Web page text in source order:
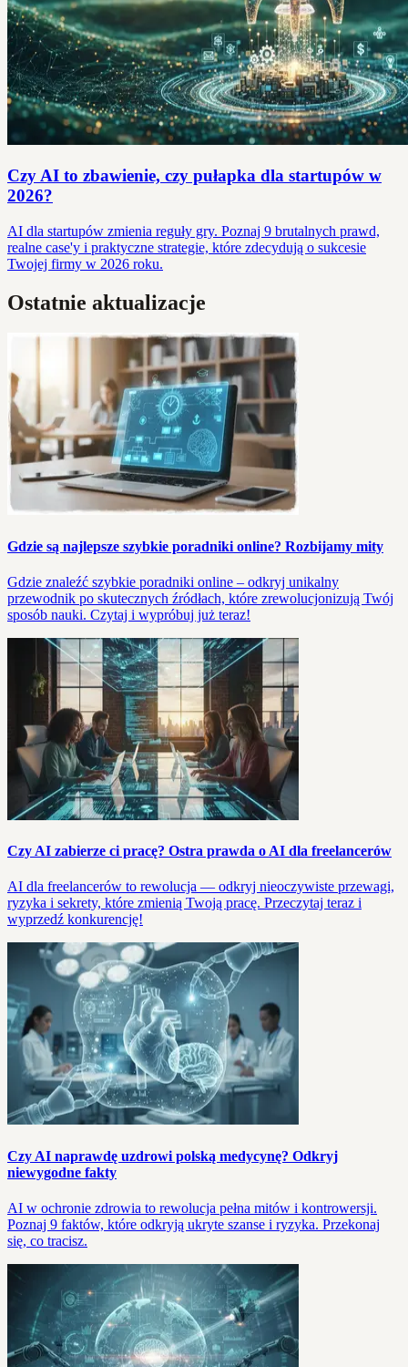
Czy AI to zbawienie, czy pułapka dla startupów w
2026?
AI dla startupów zmienia reguły gry. Poznaj 9 brutalnych prawd,
realne case'y i praktyczne strategie, które zdecydują o sukcesie
Twojej firmy w 2026 roku.
Ostatnie aktualizacje
Gdzie są najlepsze szybkie poradniki online? Rozbijamy mity
Gdzie znaleźć szybkie poradniki online – odkryj unikalny
przewodnik po skutecznych źródłach, które zrewolucjonizują Twój
sposób nauki. Czytaj i wypróbuj już teraz!
Czy AI zabierze ci pracę? Ostra prawda o AI dla freelancerów
AI dla freelancerów to rewolucja — odkryj nieoczywiste przewagi,
ryzyka i sekrety, które zmienią Twoją pracę. Przeczytaj teraz i
wyprzedź konkurencję!
Czy AI naprawdę uzdrowi polską medycynę? Odkryj
niewygodne fakty
AI w ochronie zdrowia to rewolucja pełna mitów i kontrowersji.
Poznaj 9 faktów, które odkryją ukryte szanse i ryzyka. Przekonaj
się, co tracisz.